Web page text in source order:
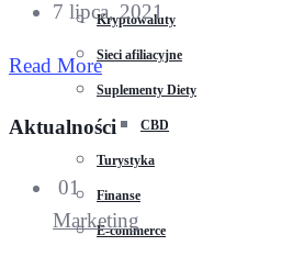
Kryptowaluty
Sieci afiliacyjne
Suplementy Diety
CBD
Turystyka
Finanse
E-commerce
7 lipca, 2021
Read More
Aktualności
01
Marketing